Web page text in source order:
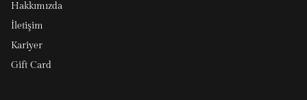
Hakkımızda
İletişim
Kariyer
Gift Card